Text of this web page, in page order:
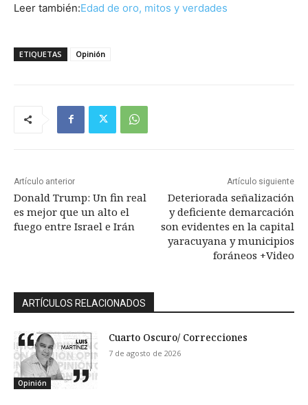
Leer también:Edad de oro, mitos y verdades
ETIQUETAS Opinión
Artículo anterior
Donald Trump: Un fin real
es mejor que un alto el
fuego entre Israel e Irán
Artículo siguiente
Deteriorada señalización
y deficiente demarcación
son evidentes en la capital
yaracuyana y municipios
foráneos +Video
ARTÍCULOS RELACIONADOS
Opinión
Cuarto Oscuro/ Correcciones
7 de agosto de 2026